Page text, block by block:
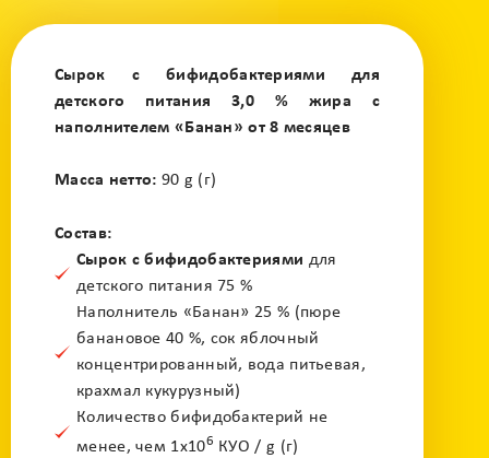
Сырок с бифидобактериями для
детского питания 3,0 % жира с
наполнителем «Банан» от 8 месяцев
Масса нетто: 90 g (г)
Состав:
Сырок с бифидобактериями для
детского питания 75 %
Наполнитель «Банан» 25 % (пюре
банановое 40 %, сок яблочный
концентрированный, вода питьевая,
крахмал кукурузный)
Количество бифидобактерий не
менее, чем 1х106 КУО / g (г)